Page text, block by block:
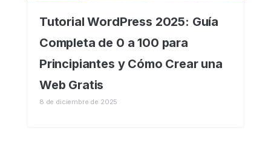
Tutorial WordPress 2025: Guía
Completa de 0 a 100 para
Principiantes y Cómo Crear una
Web Gratis
8 de diciembre de 2025